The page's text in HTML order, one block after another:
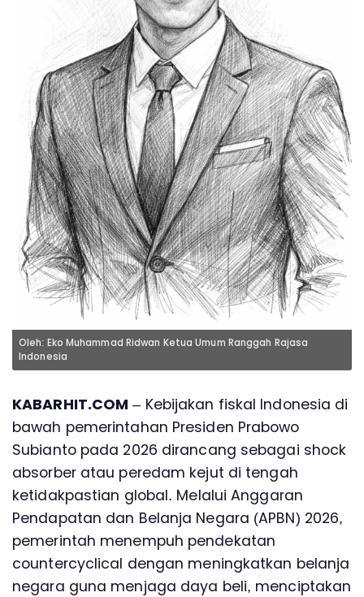
Oleh: Eko Muhammad Ridwan Ketua Umum Ranggah Rajasa
Indonesia
KABARHIT.COM – Kebijakan fiskal Indonesia di
bawah pemerintahan Presiden Prabowo
Subianto pada 2026 dirancang sebagai shock
absorber atau peredam kejut di tengah
ketidakpastian global. Melalui Anggaran
Pendapatan dan Belanja Negara (APBN) 2026,
pemerintah menempuh pendekatan
countercyclical dengan meningkatkan belanja
negara guna menjaga daya beli, menciptakan